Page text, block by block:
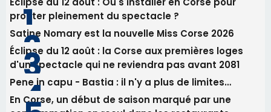
consommation en recul dans les restaurants
Newsletter
Inscrivez-vous à la newsletter de CNI et recevez par
email les infos les plus importantes et une sélection de
nos meilleurs articles